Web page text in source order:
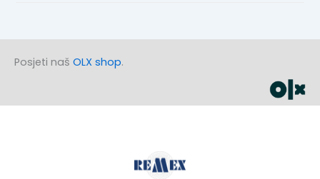
Posjeti naš OLX shop.